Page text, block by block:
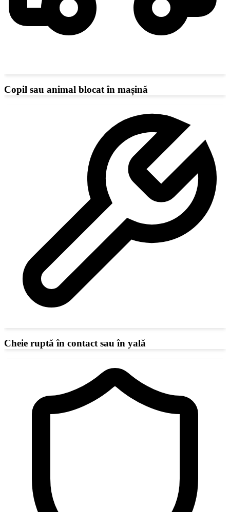
Copil sau animal blocat în mașină
Cheie ruptă în contact sau în yală